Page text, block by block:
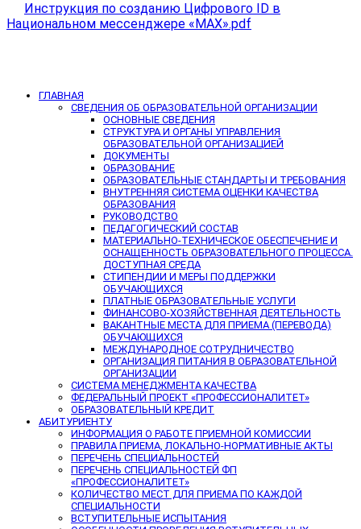
Инструкция по созданию Цифрового ID в
Национальном мессенджере «МАХ».pdf
ГЛАВНАЯ
СВЕДЕНИЯ ОБ ОБРАЗОВАТЕЛЬНОЙ ОРГАНИЗАЦИИ
ОСНОВНЫЕ СВЕДЕНИЯ
СТРУКТУРА И ОРГАНЫ УПРАВЛЕНИЯ
ОБРАЗОВАТЕЛЬНОЙ ОРГАНИЗАЦИЕЙ
ДОКУМЕНТЫ
ОБРАЗОВАНИЕ
ОБРАЗОВАТЕЛЬНЫЕ СТАНДАРТЫ И ТРЕБОВАНИЯ
ВНУТРЕННЯЯ СИСТЕМА ОЦЕНКИ КАЧЕСТВА
ОБРАЗОВАНИЯ
РУКОВОДСТВО
ПЕДАГОГИЧЕСКИЙ СОСТАВ
МАТЕРИАЛЬНО-ТЕХНИЧЕСКОЕ ОБЕСПЕЧЕНИЕ И
ОСНАЩЕННОСТЬ ОБРАЗОВАТЕЛЬНОГО ПРОЦЕССА.
ДОСТУПНАЯ СРЕДА
СТИПЕНДИИ И МЕРЫ ПОДДЕРЖКИ
ОБУЧАЮЩИХСЯ
ПЛАТНЫЕ ОБРАЗОВАТЕЛЬНЫЕ УСЛУГИ
ФИНАНСОВО-ХОЗЯЙСТВЕННАЯ ДЕЯТЕЛЬНОСТЬ
ВАКАНТНЫЕ МЕСТА ДЛЯ ПРИЕМА (ПЕРЕВОДА)
ОБУЧАЮЩИХСЯ
МЕЖДУНАРОДНОЕ СОТРУДНИЧЕСТВО
ОРГАНИЗАЦИЯ ПИТАНИЯ В ОБРАЗОВАТЕЛЬНОЙ
ОРГАНИЗАЦИИ
СИСТЕМА МЕНЕДЖМЕНТА КАЧЕСТВА
ФЕДЕРАЛЬНЫЙ ПРОЕКТ «ПРОФЕССИОНАЛИТЕТ»
ОБРАЗОВАТЕЛЬНЫЙ КРЕДИТ
АБИТУРИЕНТУ
ИНФОРМАЦИЯ О РАБОТЕ ПРИЕМНОЙ КОМИССИИ
ПРАВИЛА ПРИЕМА, ЛОКАЛЬНО-НОРМАТИВНЫЕ АКТЫ
ПЕРЕЧЕНЬ СПЕЦИАЛЬНОСТЕЙ
ПЕРЕЧЕНЬ СПЕЦИАЛЬНОСТЕЙ ФП
«ПРОФЕССИОНАЛИТЕТ»
КОЛИЧЕСТВО МЕСТ ДЛЯ ПРИЕМА ПО КАЖДОЙ
СПЕЦИАЛЬНОСТИ
ВСТУПИТЕЛЬНЫЕ ИСПЫТАНИЯ